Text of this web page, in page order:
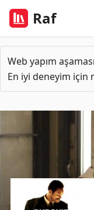
Raf
Web yapım
En iyi deneyim için